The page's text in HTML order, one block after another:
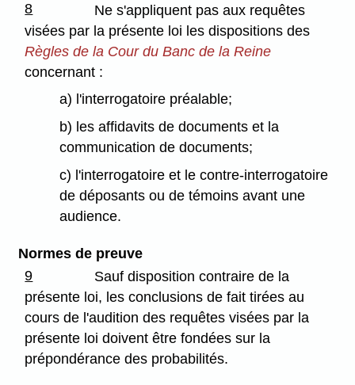
8
Ne s'appliquent pas aux requêtes
visées par la présente loi les dispositions des
Règles de la Cour du Banc de la Reine
concernant :
a) l'interrogatoire préalable;
b) les affidavits de documents et la
communication de documents;
c) l'interrogatoire et le contre-interrogatoire
de déposants ou de témoins avant une
audience.
Normes de preuve
9
Sauf disposition contraire de la
présente loi, les conclusions de fait tirées au
cours de l'audition des requêtes visées par la
présente loi doivent être fondées sur la
prépondérance des probabilités.